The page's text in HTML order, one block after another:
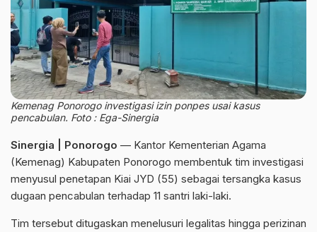
Kemenag Ponorogo investigasi izin ponpes usai kasus
pencabulan. Foto : Ega-Sinergia
Sinergia | Ponorogo — Kantor Kementerian Agama
(Kemenag) Kabupaten Ponorogo membentuk tim investigasi
menyusul penetapan Kiai JYD (55) sebagai tersangka kasus
dugaan pencabulan terhadap 11 santri laki-laki.
Tim tersebut ditugaskan menelusuri legalitas hingga perizinan